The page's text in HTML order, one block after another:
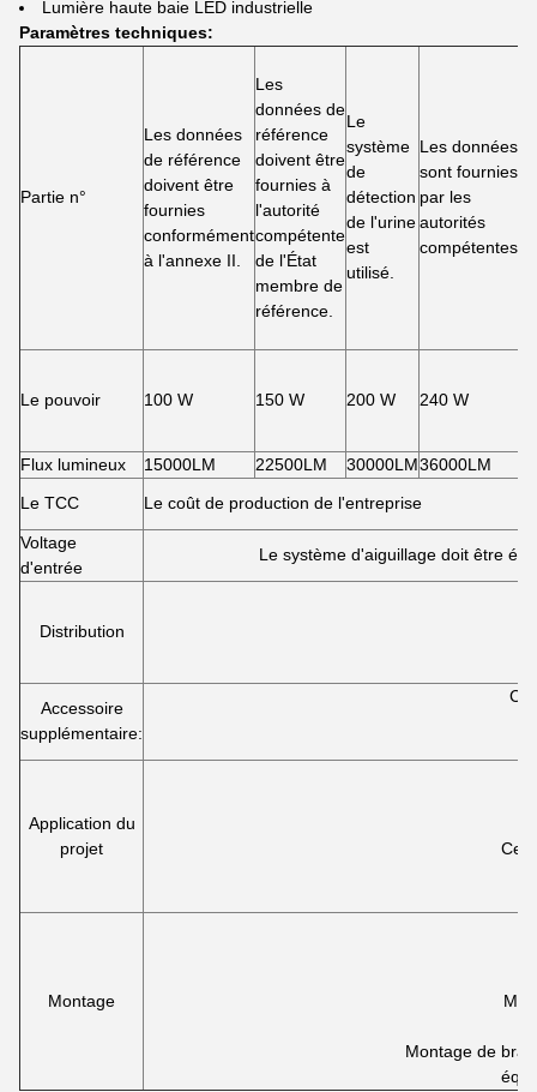
Lumière haute baie LED industrielle
Paramètres techniques:
Partie n°
Les données
de référence
doivent être
fournies
conformément
à l'annexe II.
Les
données de
référence
doivent être
fournies à
l'autorité
compétente
de l'État
membre de
référence.
Le
système
de
détection
de l'urine
est
utilisé.
Les données
sont fournies
par les
autorités
compétentes.
Le pouvoir 100 W 150 W 200 W 240 W
Flux lumineux 15000LM 22500LM 30000LM36000LM
Le TCC
Le coût de production de l'entreprise
Voltage
d'entrée
Le système d'aiguillage doit être
Distribution
Accessoire
supplémentaire:
Application du
projet
Montage
Montage de